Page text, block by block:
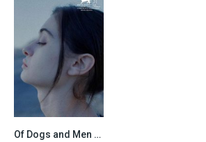
6.2Of Dogs and Men (2024)